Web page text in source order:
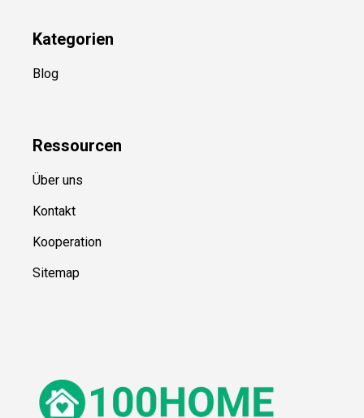
Kategorien
Blog
Ressourcen
Über uns
Kontakt
Kooperation
Sitemap